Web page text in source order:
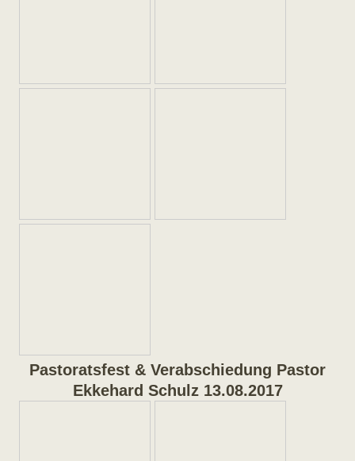
Pastoratsfest & Verabschiedung Pastor
Ekkehard Schulz 13.08.2017